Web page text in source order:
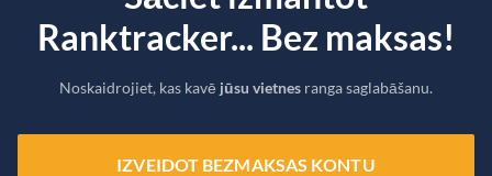
Ranktracker... Bez maksas!
Noskaidrojiet, kas kavē jūsu vietnes ranga saglabāšanu.
IZVEIDOT BEZMAKSAS KONTU